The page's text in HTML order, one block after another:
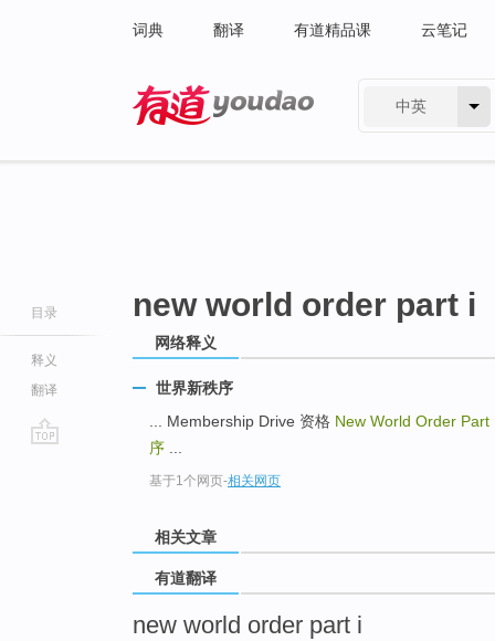
词典 翻译 有道精品课 云笔记
中英
目录
释义
翻译
new world order part i
网络释义
世界新秩序
... Membership Drive 资格 New World Order
序
基于1个网页-相关网页
相关文章
有道翻译
new world order part i